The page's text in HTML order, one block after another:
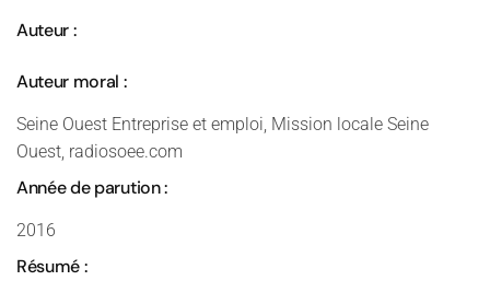
Auteur :
Auteur moral :
Seine Ouest Entreprise et emploi, Mission locale Seine
Ouest, radiosoee.com
Année de parution :
2016
Résumé :